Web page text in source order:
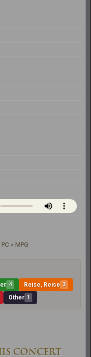
> MPG
4 Reise, Reise 3
Other 1
CONCERT